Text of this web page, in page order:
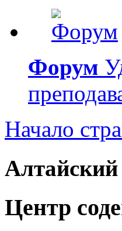
Форум
Начало
Алтайский
Центр